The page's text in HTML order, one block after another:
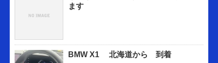
ます
BMW X1 北海道から 到着